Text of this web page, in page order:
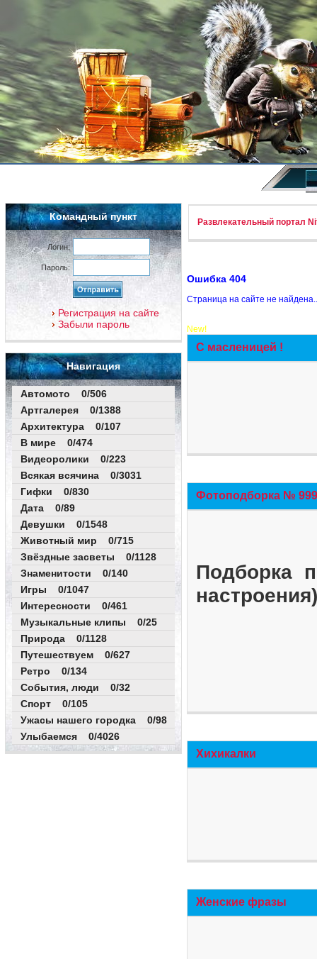
Командный пункт
Логин:
Пароль:
Регистрация на сайте
Забыли пароль
Навигация
Автомото 0/506
Артгалерея 0/1388
Архитектура 0/107
В мире 0/474
Видеоролики 0/223
Всякая всячина 0/3031
Гифки 0/830
Дата 0/89
Девушки 0/1548
Животный мир 0/715
Звёздные засветы 0/1128
Знаменитости 0/140
Игры 0/1047
Интересности 0/461
Музыкальные клипы 0/25
Природа 0/1128
Путешествуем 0/627
Ретро 0/134
События, люди 0/32
Спорт 0/105
Ужасы нашего городка 0/98
Улыбаемся 0/4026
Развлекательный портал
Ошибка 404
Страница на сайте не
New!
С масленицей !
Фотоподборка №
Подборка
Хихикалки
Женские фразы